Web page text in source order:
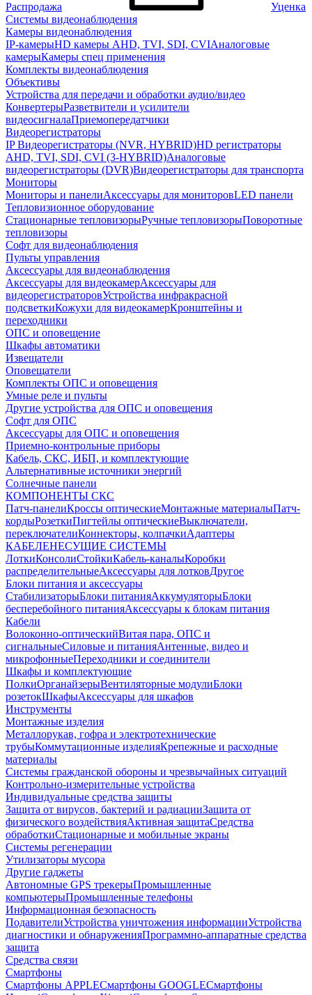
Распродажа
Уценка
Системы видеонаблюдения
Камеры видеонаблюдения
IP-камерыHD камеры AHD, TVI, SDI, CVIАналоговые
камерыКамеры спец применения
Комплекты видеонаблюдения
Объективы
Устройства для передачи и обработки аудио/видео
КонвертерыРазветвители и усилители
видеосигналаПриемопередатчики
Видеорегистраторы
IP Видеорегистраторы (NVR, HYBRID)HD регистраторы
AHD, TVI, SDI, CVI (3-HYBRID)Аналоговые
видеорегистраторы (DVR)Видеорегистраторы для транспорта
Мониторы
Мониторы и панелиАксессуары для мониторовLED панели
Тепловизионное оборудование
Стационарные тепловизорыРучные тепловизорыПоворотные
тепловизоры
Софт для видеонаблюдения
Пульты управления
Аксессуары для видеонаблюдения
Аксессуары для видеокамерАксессуары для
видеорегистраторовУстройства инфракрасной
подсветкиКожухи для видеокамерКронштейны и
переходники
ОПС и оповещение
Шкафы автоматики
Извещатели
Оповещатели
Комплекты ОПС и оповещения
Умные реле и пульты
Другие устройства для ОПС и оповещения
Софт для ОПС
Аксессуары для ОПС и оповещения
Приемно-контрольные приборы
Кабель, СКС, ИБП, и комплектующие
Альтернативные источники энергий
Солнечные панели
КОМПОНЕНТЫ СКС
Патч-панелиКроссы оптическиеМонтажные материалыПатч-
кордыРозеткиПигтейлы оптическиеВыключатели,
переключателиКоннекторы, колпачкиАдаптеры
КАБЕЛЕНЕСУЩИЕ СИСТЕМЫ
ЛоткиКонсолиСтойкиКабель-каналыКоробки
распределительныеАксессуары для лотковДругое
Блоки питания и аксессуары
СтабилизаторыБлоки питанияАккумуляторыБлоки
бесперебойного питанияАксессуары к блокам питания
Кабели
Волоконно-оптическийВитая пара, ОПС и
сигнальныеСиловые и питанияАнтенные, видео и
микрофонныеПереходники и соединители
Шкафы и комплектующие
ПолкиОрганайзерыВентиляторные модулиБлоки
розетокШкафыАксессуары для шкафов
Инструменты
Монтажные изделия
Металлорукав, гофра и электротехнические
трубыКоммутационные изделияКрепежные и расходные
материалы
Системы гражданской обороны и чрезвычайных ситуаций
Контрольно-измерительные устройства
Индивидуальные средства защиты
Защита от вирусов, бактерий и радиацииЗащита от
физического воздействияАктивная защитаСредства
обработкиСтационарные и мобильные экраны
Системы регенерации
Утилизаторы мусора
Другие гаджеты
Автономные GPS трекерыПромышленные
компьютерыПромышленные телефоны
Информационная безопасность
ПодавителиУстройства уничтожения информацииУстройства
диагностики и обнаруженияПрограммно-аппаратные средства
защита
Средства связи
Смартфоны
Смартфоны APPLEСмартфоны GOOGLEСмартфоны